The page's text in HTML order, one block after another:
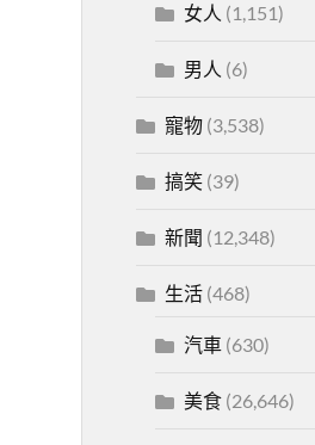
女人 (1,151)
男人 (6)
寵物(3,538)
搞笑(39)
新聞 (12,348)
生活(468)
汽車(630)
美食(26,646)